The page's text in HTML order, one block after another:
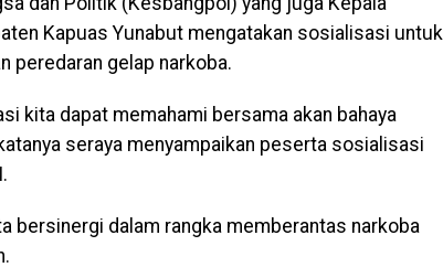
Kapuas Yunabut mengatakan sosialisasi untuk
peredaran gelap narkoba.
kita dapat memahami bersama akan bahaya
seraya menyampaikan peserta sosialisasi
bersinergi dalam rangka memberantas narkoba